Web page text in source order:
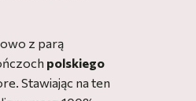
z parą
polskiego
Stawiając na ten